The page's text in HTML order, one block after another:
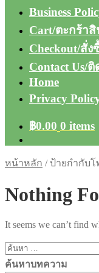
Business
Cart/ตะกร้า
Checkout/สั่ง
Contact Us/ติ
Home
Privacy
฿0.00 0 items
หน้าหลัก / ป้ายกำกับโ
Nothing
It seems we can’t find
ค้นหา
สำหรับ:
ค้นหาบทความ